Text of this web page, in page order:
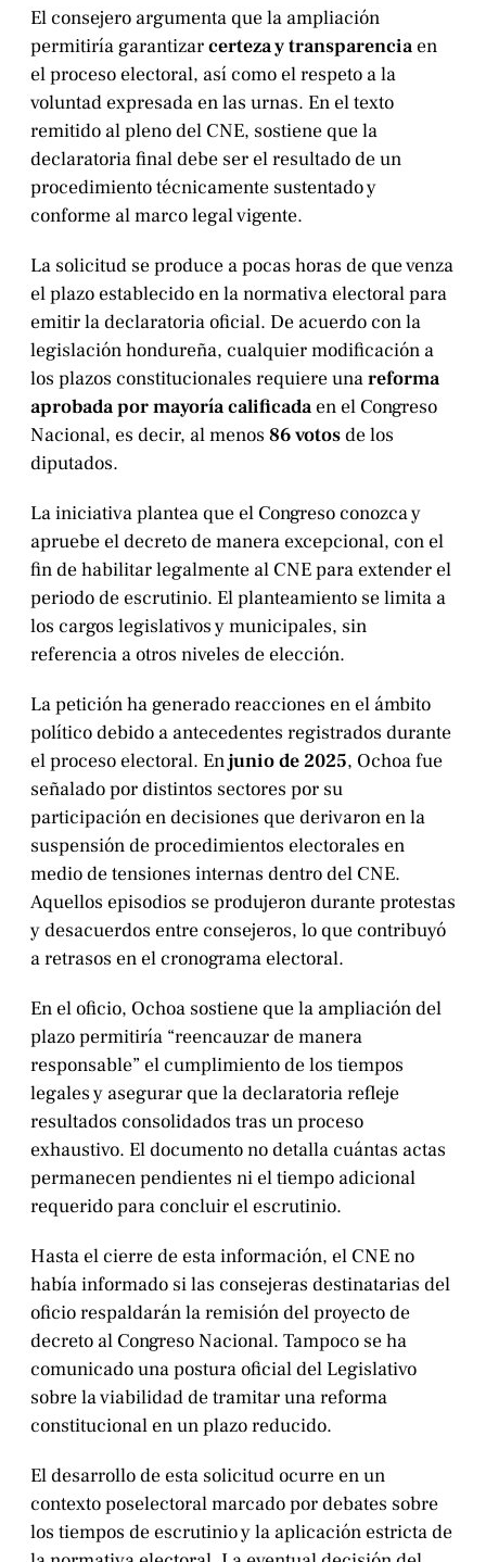
El consejero argumenta que la ampliación
permitiría garantizarcerteza y transparencia en
el proceso electoral, así como el respeto a la
voluntad expresada en las urnas. En el texto
remitido al pleno del CNE, sostiene que la
declaratoria final debe ser el resultado de un
procedimiento técnicamente sustentado y
conforme al marco legal vigente.
La solicitud se produce a pocas horas de que venza
el plazo establecido en la normativa electoral para
emitir la declaratoria oficial. De acuerdo con la
legislación hondureña, cualquier modificación a
los plazos constitucionales requiere unareforma
aprobada por mayoría calificada en el Congreso
Nacional, es decir, al menos 86 votosde los
diputados.
La iniciativa plantea que el Congreso conozca y
apruebe el decreto de manera excepcional, con el
fin de habilitar legalmente al CNE para extender el
periodo de escrutinio. El planteamiento se limita a
los cargos legislativos y municipales, sin
referencia a otros niveles de elección.
La petición ha generado reacciones en el ámbito
político debido a antecedentes registrados durante
el proceso electoral. Enjunio de 2025, Ochoa fue
señalado por distintos sectores por su
participación en decisiones que derivaron en la
suspensión de procedimientos electorales en
medio de tensiones internas dentro del CNE.
Aquellos episodios se produjeron durante protestas
y desacuerdos entre consejeros, lo que contribuyó
a retrasos en el cronograma electoral.
En el oficio, Ochoa sostiene que la ampliación del
plazo permitiría “reencauzar de manera
responsable” el cumplimiento de los tiempos
legales y asegurar que la declaratoria refleje
resultados consolidados tras un proceso
exhaustivo. El documento no detalla cuántas actas
permanecen pendientes ni el tiempo adicional
requerido para concluir el escrutinio.
Hasta el cierre de esta información, el CNE no
había informado si las consejeras destinatarias del
oficio respaldarán la remisión del proyecto de
decreto al Congreso Nacional. Tampoco se ha
comunicado una postura oficial del Legislativo
sobre la viabilidad de tramitar una reforma
constitucional en un plazo reducido.
El desarrollo de esta solicitud ocurre en un
contexto poselectoral marcado por debates sobre
los tiempos de escrutinio y la aplicación estricta de